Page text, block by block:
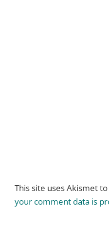
This site uses Akismet
your comment data is